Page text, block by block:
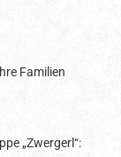
Familien
„Zwergerl“: